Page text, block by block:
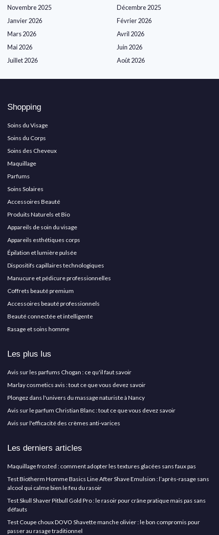
Novembre 2025
Décembre 2025
Janvier 2026
Février 2026
Mars 2026
Avril 2026
Mai 2026
Juin 2026
Juillet 2026
Août 2026
Shopping
Soins du Visage
Soins du Corps
Soins des Cheveux
Maquillage
Parfums
Soins Solaires
Accessoires Beauté
Produits Naturels et Bio
Appareils de soin du visage
Appareils esthétiques corps
Épilation et lumière pulsée
Dispositifs capillaires technologiques
Manucure et pédicure professionnelles
Coffrets beauté premium
Accessoires beauté professionnels
Beauté connectée et intelligente
Rasage et soins homme
Les plus lus
Avis sur les parfums Chogan : ce qu'il faut savoir
Marlay cosmetics avis : tout ce que vous devez savoir
Plongez dans l'univers du massage naturiste à Nancy
Avis sur le parfum Christian Blanc : tout ce que vous devez savoir
Avis sur l'efficacité des crèmes anti-varices
Les derniers articles
Maquillage frosted : comment adopter les textures glacées sans faux pas
Test Biotherm Homme Basics Line After Shave Emulsion : l’après-rasage sans
alcool qui calme bien le feu du rasoir
Test Skull Shaver Pitbull Gold Pro : le rasoir pour crâne pratique mais pas sans
défauts
Test Coupe choux DOVO Shavette manche olivier : le bon compromis pour
passer au rasage traditionnel